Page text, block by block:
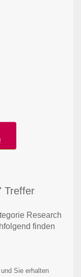
Treffer
Research
finden
Sie erhalten